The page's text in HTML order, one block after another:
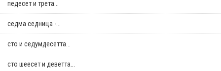
педесет и трета...
седма седница -...
сто и седумдесетта...
сто шеесет и деветта...